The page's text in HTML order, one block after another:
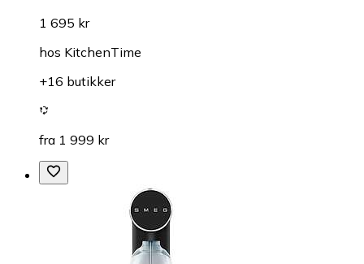
1 695 kr
hos KitchenTime
+16 butikker
fra 1 999 kr